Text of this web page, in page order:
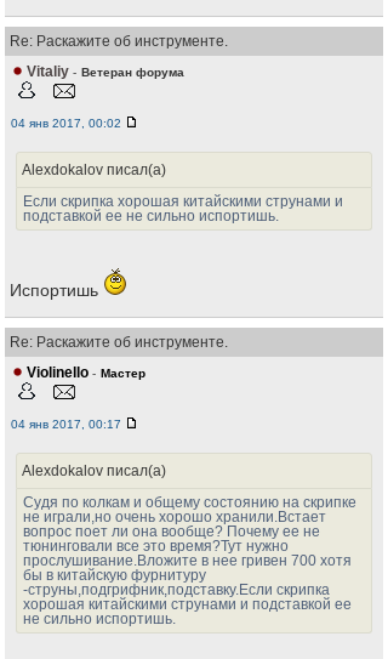
Re: Раскажите об инструменте.
Vitaliy - Ветеран форума
04 янв 2017, 00:02
Alexdokalov писал(а)
Если скрипка хорошая китайскими струнами и
подставкой ее не сильно испортишь.
Испортишь
Re: Раскажите об инструменте.
Violinello - Мастер
04 янв 2017, 00:17
Alexdokalov писал(а)
Судя по колкам и общему состоянию на скрипке
не играли,но очень хорошо хранили.Встает
вопрос поет ли она вообще? Почему ее не
тюнинговали все это время?Тут нужно
прослушивание.Вложите в нее гривен 700 хотя
бы в китайскую фурнитуру
-струны,подгрифник,подставку.Если скрипка
хорошая китайскими струнами и подставкой ее
не сильно испортишь.